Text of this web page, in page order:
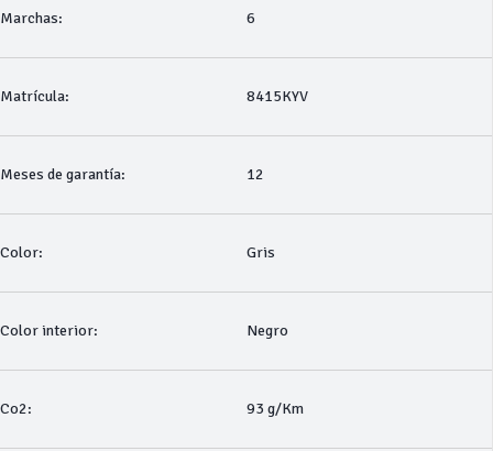
Marchas: 6
Matrícula: 8415KYV
Meses de garantía: 12
Color: Gris
Color interior: Negro
Co2: 93 g/Km